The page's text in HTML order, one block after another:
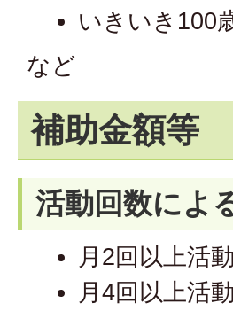
いきいき100
など
補助金額等
活動回数によ
月2回以上活
月4回以上活